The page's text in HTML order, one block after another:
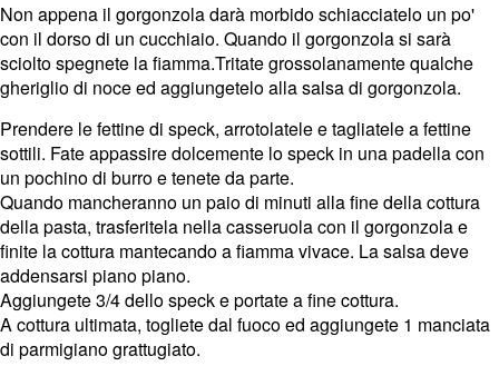
Non appena il gorgonzola darà morbido schiacciatelo un po'
con il dorso di un cucchiaio. Quando il gorgonzola si sarà
sciolto spegnete la fiamma.Tritate grossolanamente qualche
gheriglio di noce ed aggiungetelo alla salsa di gorgonzola.
Prendere le fettine di speck, arrotolatele e tagliatele a fettine
sottili. Fate appassire dolcemente lo speck in una padella con
un pochino di burro e tenete da parte.
Quando mancheranno un paio di minuti alla fine della cottura
della pasta, trasferitela nella casseruola con il gorgonzola e
finite la cottura mantecando a fiamma vivace. La salsa deve
addensarsi piano piano.
Aggiungete 3/4 dello speck e portate a fine cottura.
A cottura ultimata, togliete dal fuoco ed aggiungete 1 manciata
di parmigiano grattugiato.